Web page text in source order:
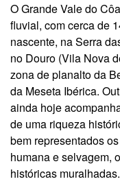
O Grande Vale do
fluvial, com cerca de
nascente, na Serra
no Douro (Vila Nova
zona de planalto da
da Meseta Ibérica.
ainda hoje
de uma riqueza
bem representados
humana e selvagem,
históricas muralhadas.